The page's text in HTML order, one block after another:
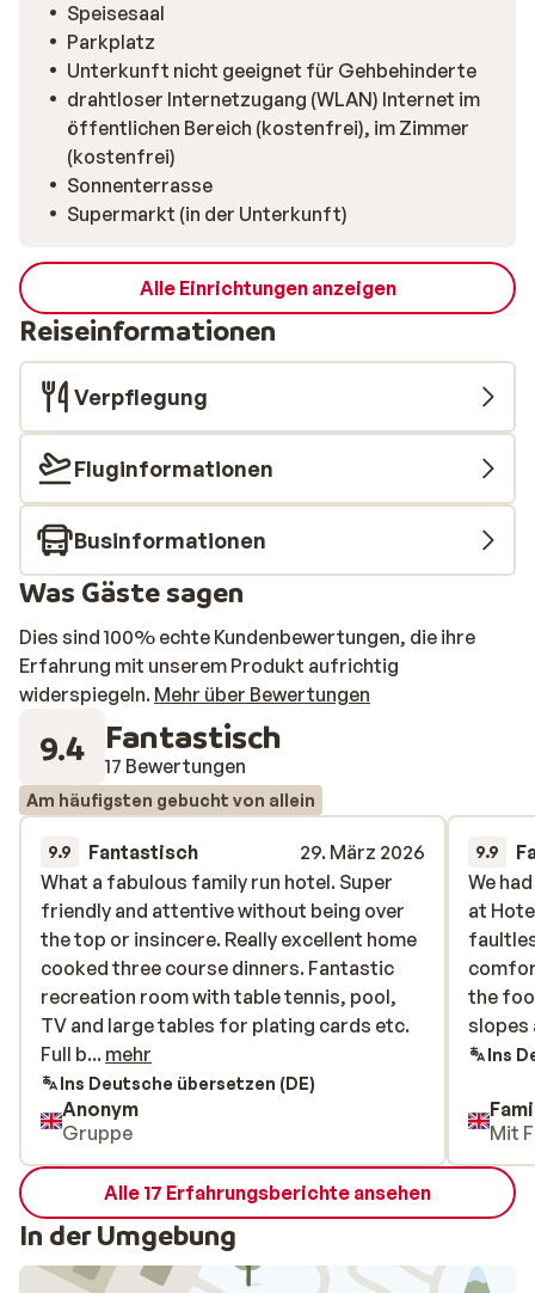
Speisesaal
Parkplatz
Unterkunft nicht geeignet für Gehbehinderte
drahtloser Internetzugang (WLAN) Internet im
öffentlichen Bereich (kostenfrei), im Zimmer
(kostenfrei)
Sonnenterrasse
Supermarkt (in der Unterkunft)
Alle Einrichtungen anzeigen
Reiseinformationen
Verpflegung
Fluginformationen
Businformationen
Was Gäste sagen
Dies sind 100% echte Kundenbewertungen, die ihre
Erfahrung mit unserem Produkt aufrichtig
widerspiegeln. Mehr über Bewertungen
9.4 Fantastisch
17 Bewertungen
Am häufigsten gebucht von allein
9.9 Fantastisch
29. März 2026
What a fabulous family run hotel. Super
friendly and attentive without being over
the top or insincere. Really excellent home
cooked three course dinners. Fantastic
recreation room with table tennis, pool,
TV and large tables for plating cards etc.
Full bar, with decent Austrian beer at a
good price. Wouldn't hesitate in
recommending to anyone and will return
without doubt
What a fabulous family run hotel. Super
friendly and attentive without being over
the top or insincere. Really excellent home
cooked three course dinners. Fantastic
recreation room with table tennis, pool,
TV and large tables for plating cards etc.
Full b... mehr
Ins Deutsche übersetzen (DE)
Anonym
Gruppe
9.9
We
at
the
slopes
We
at
the
slopes
Ins
Mit
Alle 17 Erfahrungsberichte ansehen
In der Umgebung